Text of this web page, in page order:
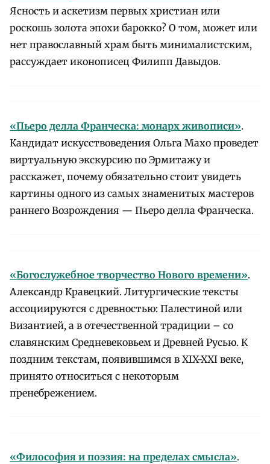
Ясность и аскетизм первых христиан или
роскошь золота эпохи барокко? О том, может или
нет православный храм быть минималистским,
рассуждает иконописец Филипп Давыдов.
«Пьеро делла Франческа: монарх живописи».
Кандидат искусствоведения Ольга Махо проведет
виртуальную экскурсию по Эрмитажу и
расскажет, почему обязательно стоит увидеть
картины одного из самых знаменитых мастеров
раннего Возрождения — Пьеро делла Франческа.
«Богослужебное творчество Нового времени».
Александр Кравецкий. Литургические тексты
ассоциируются с древностью: Палестиной или
Византией, а в отечественной традиции – со
славянским Средневековьем и Древней Русью. К
поздним текстам, появившимся в XIX-XXI веке,
принято относиться с некоторым
пренебрежением.
«Философия и поэзия: на пределах смысла».